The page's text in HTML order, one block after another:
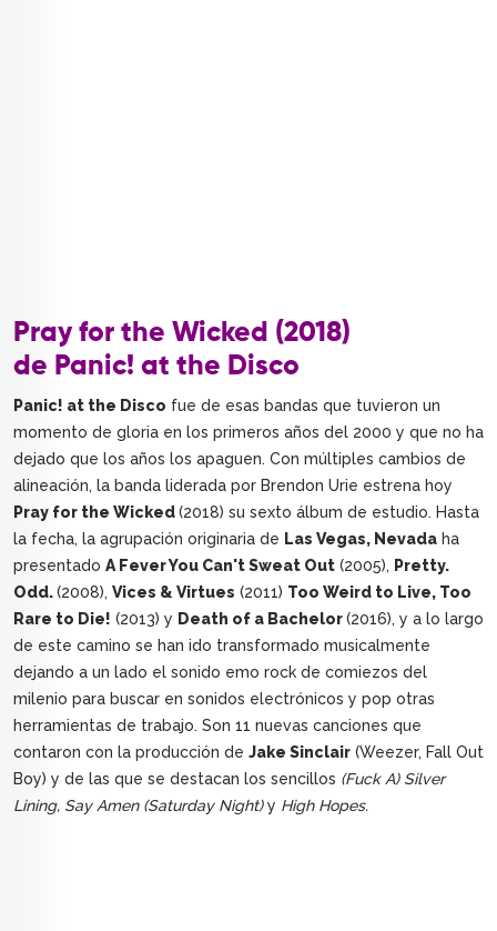
Pray for the Wicked (2018)
de Panic! at the Disco
Panic! at the Disco fue de esas bandas que tuvieron un
momento de gloria en los primeros años del 2000 y que no ha
dejado que los años los apaguen. Con múltiples cambios de
alineación, la banda liderada por Brendon Urie estrena hoy
Pray for the Wicked(2018) su sexto álbum de estudio. Hasta
la fecha, la agrupación originaria de Las Vegas, Nevada ha
presentado A Fever You Can't Sweat Out (2005), Pretty.
Odd.(2008), Vices & Virtues (2011) Too Weird to Live, Too
Rare to Die! (2013) y Death of a Bachelor(2016), y a lo largo
de este camino se han ido transformado musicalmente
dejando a un lado el sonido emo rock de comiezos del
milenio para buscar en sonidos electrónicos y pop otras
herramientas de trabajo. Son 11 nuevas canciones que
contaron con la producción de Jake Sinclair (Weezer, Fall Out
Boy) y de las que se destacan los sencillos (Fuck A) Silver
Lining, Say Amen (Saturday Night)y High Hopes.